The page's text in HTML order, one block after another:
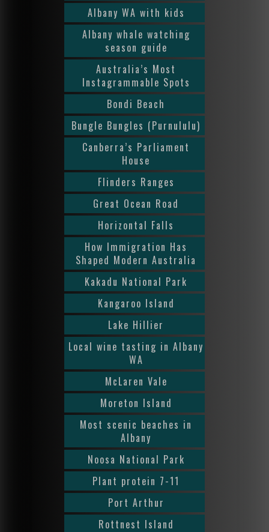
Albany WA with kids
Albany whale watching
season guide
Australia’s Most
Instagrammable Spots
Bondi Beach
Bungle Bungles (Purnululu)
Canberra’s Parliament
House
Flinders Ranges
Great Ocean Road
Horizontal Falls
How Immigration Has
Shaped Modern Australia
Kakadu National Park
Kangaroo Island
Lake Hillier
Local wine tasting in Albany
WA
McLaren Vale
Moreton Island
Most scenic beaches in
Albany
Noosa National Park
Plant protein 7-11
Port Arthur
Rottnest Island